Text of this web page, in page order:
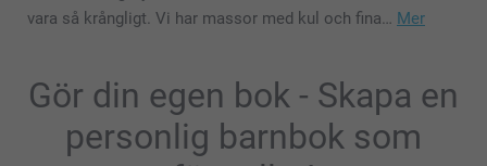
vara så krångligt. Vi har massor med kul och fina… Mer
Gör din egen bok - Skapa en
personlig barnbok som